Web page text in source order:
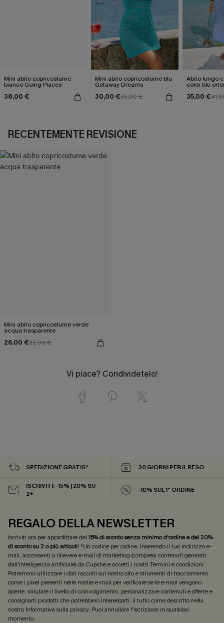
Mini abito copricostume
bianco Going Places
38,00 €
Mini abito copricostume blu
Getaway Dreams
30,00 €35,00 €
Abito lungo
color blu
35,00 €
RECENTEMENTE REVISIONE
Mini abito copricostume verde
acqua trasparente
26,00 €33,00 €
Vi piace? Condividetelo!
SPEDIZIONE GRATIS* 30 GIORNI PER IL RESO
ISCRIVITI: -15% | 20% SU
2+
-10% SUL 1° ORDINE
REGALO DELLA NEWSLETTER
Iscriviti ora per approfittare del 15% di sconto senza minimo d'ordine e del 20%
di sconto su 2 o più articoli! *Un codice per ordine. Inserendo il tuo indirizzo e-
mail, acconsenti a ricevere e-mail di marketing (compresi contenuti generati
dall'intelligenza artificiale) da Cupshe e accetti i nostri Termini e condizioni.
Potremmo utilizzare i dati raccolti sul nostro sito e strumenti di tracciamento
come i pixel presenti nelle nostre e-mail per verificare se le e-mail vengono
aperte, valutare il livello di coinvolgimento, personalizzare contenuti e offerte e
consigliarti prodotti che potrebbero interessarti, il tutto come descritto nella
nostra Informativa sulla privacy. Puoi annullare l'iscrizione in qualsiasi
momento.